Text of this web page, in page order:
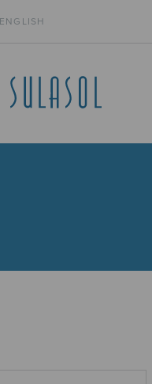
ENGLISH